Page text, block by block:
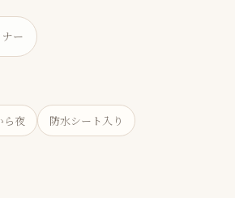
ー
ら夜 防水シート入り